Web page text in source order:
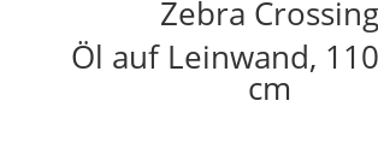
Zebra Crossing
Öl auf Leinwand,
cm